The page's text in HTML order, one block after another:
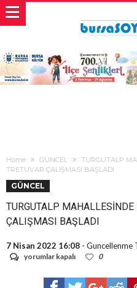
Home GÜNCEL
TURGUTALP
TRETUVAR ÇALIŞMASI BAŞLADI
GÜNCEL
TURGUTALP MAHALLESİNDE
ÇALIŞMASI BAŞLADI
7 Nisan 2022 16:08 - Guncellenme
TURGUTALP
BETON
yorumlar kapalı 0